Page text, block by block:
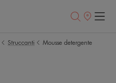
Punti
Struccanti Mousse detergente